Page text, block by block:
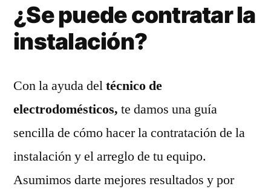
¿Se puede contratar la
instalación?
Con la ayuda deltécnico de
electrodomésticos, te damos una guía
sencilla de cómo hacer la contratación de la
instalación y el arreglo de tu equipo.
Asumimos darte mejores resultados y por